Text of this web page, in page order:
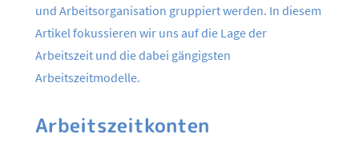
und Arbeitsorganisation gruppiert werden. In diesem
Artikel fokussieren wir uns auf die Lage der
Arbeitszeit und die dabei gängigsten
Arbeitszeitmodelle.
Arbeitszeitkonten